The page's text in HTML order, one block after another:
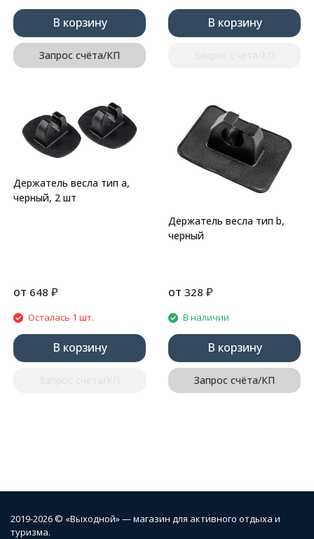
В корзину
Запрос счёта/КП
В корзину
Держатель весла тип a,
черный, 2 шт
от 648 ₽
Осталась 1 шт.
В корзину
Держатель весла тип b,
черный
от 328 ₽
В наличии
В корзину
Запрос счёта/КП
2019-2026 © «Выходной» — магазин для активного отдыха и
туризма.